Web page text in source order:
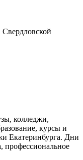
Свердловской
колледжи,
курсы и
Екатеринбурга. Дни
профессиональное